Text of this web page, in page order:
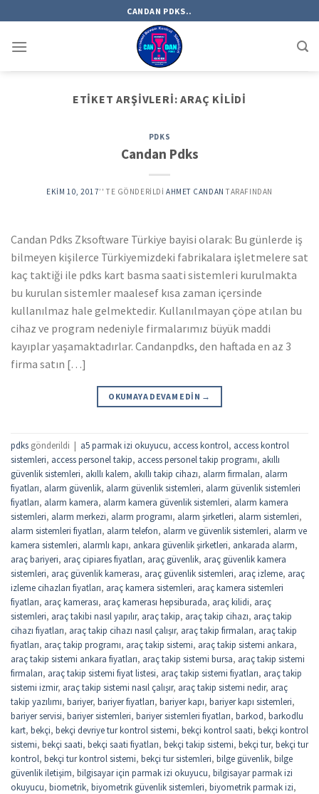
to
content
CANDAN PDKS..
ETIKET ARŞIVLERI:ARAÇ KILIDI
PDKS
Candan Pdks
EKIM 10, 2017’' TE GÖNDERILDI AHMET CANDAN TARAFINDAN
Candan Pdks Zksoftware Türkiye bayisi olarak: Bu günlerde iş
bilmeyen kişilerce Türkiyemizdeki fabrikalara işletmelere sat
kaç taktiği ile pdks kart basma saati sistemleri kurulmakta
bu kurulan sistemler maalesef kısa zaman içersinde
kullanılmaz hale gelmektedir. Kullanılmayan çöpe atılan bu
cihaz ve program nedeniyle firmalarımız büyük maddi
kayıplar yaşamaktadırlar. Candanpdks, den haftada en az 3
firma satın […]
OKUMAYA DEVAM EDIN →
pdks gönderildi | a5 parmak izi okuyucu, access kontrol, access kontrol
sistemleri, access personel takip, access personel takip programı, akıllı
güvenlik sistemleri, akıllı kalem, akıllı takip cihazı, alarm firmaları, alarm
fiyatları, alarm güvenlik, alarm güvenlik sistemleri, alarm güvenlik sistemleri
fiyatları, alarm kamera, alarm kamera güvenlik sistemleri, alarm kamera
sistemleri, alarm merkezi, alarm programı, alarm şirketleri, alarm sistemleri,
alarm sistemleri fiyatları, alarm telefon, alarm ve güvenlik sistemleri, alarm ve
kamera sistemleri, alarmlı kapı, ankara güvenlik şirketleri, ankarada alarm,
araç bariyeri, araç cipiares fiyatları, araç güvenlik, araç güvenlik kamera
sistemleri, araç güvenlik kamerası, araç güvenlik sistemleri, araç izleme, araç
izleme cihazları fiyatları, araç kamera sistemleri, araç kamera sistemleri
fiyatları, araç kamerası, araç kamerası hepsiburada, araç kilidi, araç
sistemleri, araç takibi nasıl yapılır, araç takip, araç takip cihazı, araç takip
cihazı fiyatları, araç takip cihazı nasıl çalışır, araç takip firmaları, araç takip
fiyatları, araç takip programı, araç takip sistemi, araç takip sistemi ankara,
araç takip sistemi ankara fiyatları, araç takip sistemi bursa, araç takip sistemi
firmaları, araç takip sistemi fiyat listesi, araç takip sistemi fiyatları, araç takip
sistemi izmir, araç takip sistemi nasıl çalışır, araç takip sistemi nedir, araç
takip yazılımı, bariyer, bariyer fiyatları, bariyer kapı, bariyer kapı sistemleri,
bariyer servisi, bariyer sistemleri, bariyer sistemleri fiyatları, barkod, barkodlu
kart, bekçi, bekçi devriye tur kontrol sistemi, bekçi kontrol saati, bekçi kontrol
sistemi, bekçi saati, bekçi saati fiyatları, bekçi takip sistemi, bekçi tur, bekçi tur
kontrol, bekçi tur kontrol sistemi, bekçi tur sistemleri, bilge güvenlik, bilge
güvenlik iletişim, bilgisayar için parmak izi okuyucu, bilgisayar parmak izi
okuyucu, biometrik, biyometrik güvenlik sistemleri, biyometrik parmak izi,